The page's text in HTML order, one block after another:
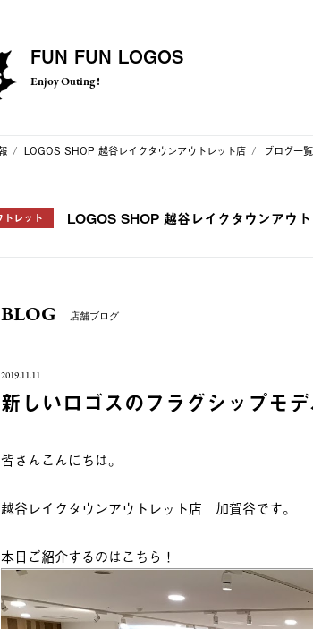
FUN FUN LOGOS
Enjoy Outing !
LOGOS SHOP 越谷レイクタウンアウトレット店 ブログ一覧
トレット LOGOS SHOP 越谷レイクタウンアウ
BLOG 店舗ブログ
2019.11.11
新しいロゴスのフラグシップモデ
皆さんこんにちは。
越谷レイクタウンアウトレット店 加賀谷です。
本日ご紹介するのはこちら！